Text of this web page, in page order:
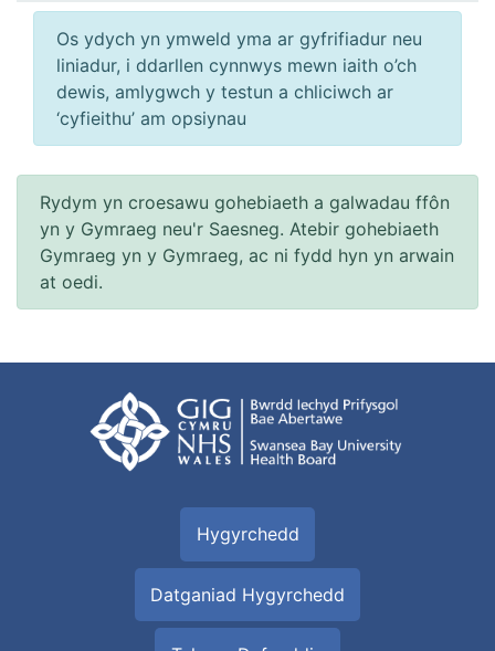
Os ydych yn ymweld yma ar gyfrifiadur neu
liniadur, i ddarllen cynnwys mewn iaith o’ch
dewis, amlygwch y testun a chliciwch ar
‘cyfieithu’ am opsiynau
Rydym yn croesawu gohebiaeth a galwadau ffôn
yn y Gymraeg neu'r Saesneg. Atebir gohebiaeth
Gymraeg yn y Gymraeg, ac ni fydd hyn yn arwain
at oedi.
Hygyrchedd
Datganiad Hygyrchedd